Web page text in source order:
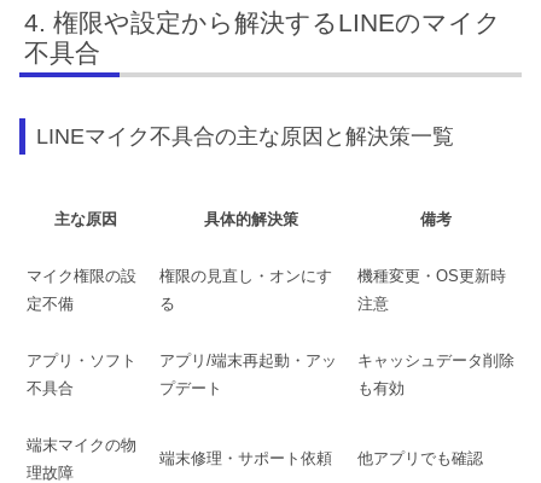
権限や設定から解決するLINEのマイク
不具合
LINEマイク不具合の主な原因と解決策一覧
主な原因 具体的解決策 備考
マイク権限の設
定不備
権限の見直し・オンにす
る
機種変更・OS更新時
注意
アプリ・ソフト
不具合
アプリ/端末再起動・アッ
プデート
キャッシュデータ削除
も有効
端末マイクの物
理故障
端末修理・サポート依頼 他アプリでも確認